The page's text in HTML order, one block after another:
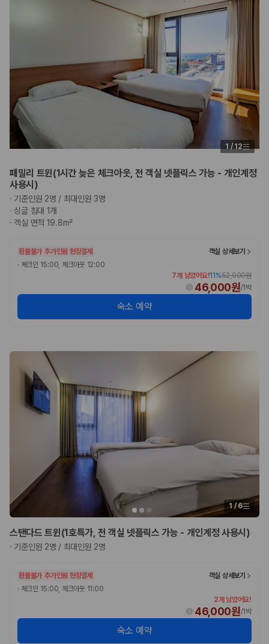
1 / 12
패밀리 트윈(1시간 늦은 체크아웃, 전 객실 넷플릭스 가능 - 개인계정
사용시)
· 기준인원 2명 / 최대인원 3명
·싱글 침대 1개
·객실 면적 19.8m²
환불불가 추가인원 현장결제
객실 상세보기
· 체크인 15:00, 체크아웃 12:00
7개 남았어요!11 %52,000원
46,000원/1박
숙소 예약
1/ 6
스탠다드 트윈(1호특가, 전 객실 넷플릭스 가능 - 개인계정 사용시)
· 기준인원 2명 / 최대인원 2명
환불불가 추가인원 현장결제
객실 상세보기
· 체크인 15:00, 체크아웃 11:00
2개 남았어요!
46,000원/1박
숙소 예약